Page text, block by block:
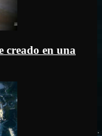
creado en una